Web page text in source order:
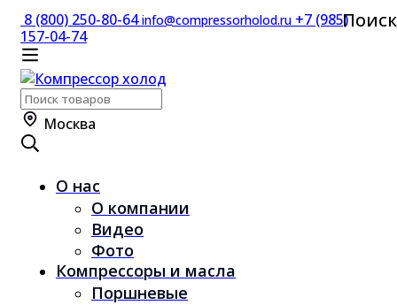
8 (800) 250-80-64info@compressorholod.ru +7 (985)
157-04-74
Поиск
по:
Поиск
Москва
О нас
О компании
Видео
Фото
Компрессоры и масла
Поршневые